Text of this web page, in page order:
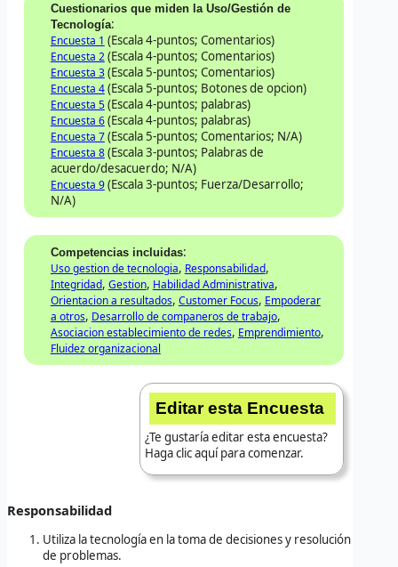
Cuestionarios que miden la Uso/Gestión de
Tecnología:
Encuesta 1 (Escala 4-puntos; Comentarios)
Encuesta 2(Escala 4-puntos; Comentarios)
Encuesta 3(Escala 5-puntos; Comentarios)
Encuesta 4(Escala 5-puntos; Botones de opcion)
Encuesta 5(Escala 4-puntos; palabras)
Encuesta 6(Escala 4-puntos; palabras)
Encuesta 7(Escala 5-puntos; Comentarios; N/A)
Encuesta 8(Escala 3-puntos; Palabras de
acuerdo/desacuerdo; N/A)
Encuesta 9(Escala 3-puntos; Fuerza/Desarrollo;
N/A)
Competencias incluidas:
Uso gestion de tecnologia, Responsabilidad,
Integridad, Gestion, Habilidad Administrativa,
Orientacion a resultados, Customer Focus, Empoderar
a otros, Desarrollo de companeros de trabajo,
Asociacion establecimiento de redes, Emprendimiento,
Fluidez organizacional
Editar esta Encuesta
¿Te gustaría editar esta encuesta?
Haga clic aquí para comenzar.
Responsabilidad
Utiliza la tecnología en la toma de decisiones y resolución
de problemas.